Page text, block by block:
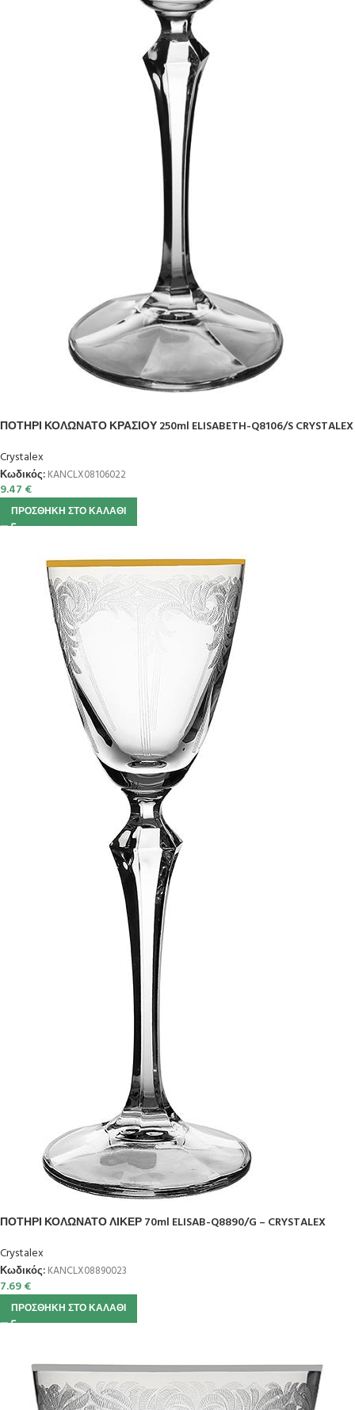
ΠΟΤΗΡΙ ΚΟΛΩΝΑΤΟ ΚΡΑΣΙΟΥ 250ml ELISABETH-Q8106/S CRYSTALEX
Crystalex
Κωδικός: KANCLX08106022
9.47 €
ΠΡΟΣΘΉΚΗ ΣΤΟ ΚΑΛΆΘΙ
ΠΟΤΗΡΙ ΚΟΛΩΝΑΤΟ ΛΙΚΕΡ 70ml ELISAB-Q8890/G – CRYSTALEX
Crystalex
Κωδικός: KANCLX08890023
7.69€
ΠΡΟΣΘΉΚΗ ΣΤΟ ΚΑΛΆΘΙ